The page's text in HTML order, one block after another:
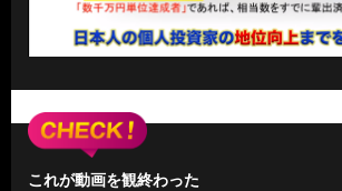
これが動画を観終わった